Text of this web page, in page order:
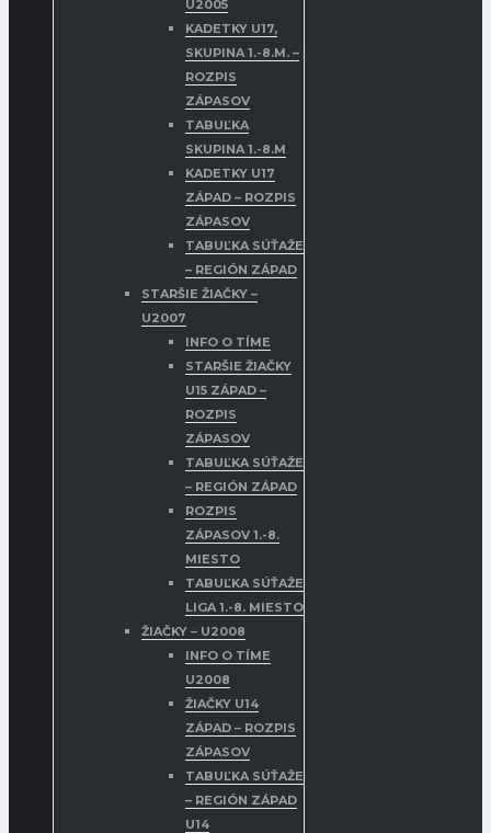
U2005
KADETKY U17,
SKUPINA 1.-8.M. –
ROZPIS
ZÁPASOV
TABUĽKA
SKUPINA 1.-8.M
KADETKY U17
ZÁPAD – ROZPIS
ZÁPASOV
TABUĽKA SÚŤAŽE
– REGIÓN ZÁPAD
STARŠIE ŽIAČKY –
U2007
INFO O TÍME
STARŠIE ŽIAČKY
U15 ZÁPAD –
ROZPIS
ZÁPASOV
TABUĽKA SÚŤAŽE
– REGIÓN ZÁPAD
ROZPIS
ZÁPASOV 1.-8.
MIESTO
TABUĽKA SÚŤAŽE
LIGA 1.-8. MIESTO
ŽIAČKY – U2008
INFO O TÍME
U2008
ŽIAČKY U14
ZÁPAD – ROZPIS
ZÁPASOV
TABUĽKA SÚŤAŽE
– REGIÓN ZÁPAD
U14